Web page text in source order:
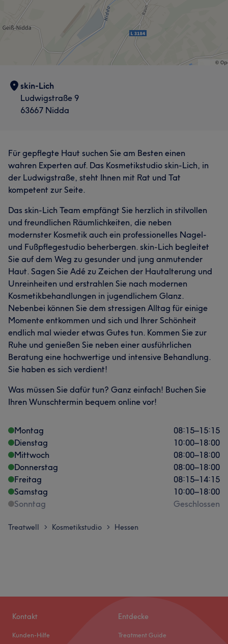
skin-Lich
Ludwigstraße 9
63667 Nidda
Für gepflegte Haut suchen Sie am Besten einen
wahren Experten auf. Das Kosmetikstudio skin-Lich, in
der Ludwigstraße, steht Ihnen mit Rat und Tat
kompetent zur Seite.
Das skin-Lich Team empfängt Sie herzlich in stilvollen
und freundlichen Räumlichkeiten, die neben
modernster Kosmetik auch ein professionelles Nagel-
und Fußpflegestudio beherbergen. skin-Lich begleitet
Sie auf dem Weg zu gesunder und jung anmutender
Haut. Sagen Sie Adé zu Zeichen der Hautalterung und
Unreinheiten und erstrahlen Sie nach modernen
Kosmetikbehandlungen in jugendlichem Glanz.
Nebenbei können Sie dem stressigen Alltag für einige
Momente entkommen und sich und Ihrer Schönheit
endlich mal wieder etwas Gutes tun. Kommen Sie zur
Ruhe und genießen Sie neben einer ausführlichen
Beratung eine hochwertige und intensive Behandlung.
Sie haben es sich verdient!
Was müssen Sie dafür tun? Ganz einfach! Buchen Sie
Ihren Wunschtermin bequem online vor!
Montag 08:15–15:15
Dienstag
10:00–18:00
Mittwoch
08:00–18:00
Donnerstag
08:00–18:00
Freitag
08:15–14:15
Samstag
10:00–18:00
Sonntag
Geschlossen
Treatwell > Kosmetikstudio > Hessen
Kontakt
Kunden-Hilfe
Entdecke
Treatment Guide